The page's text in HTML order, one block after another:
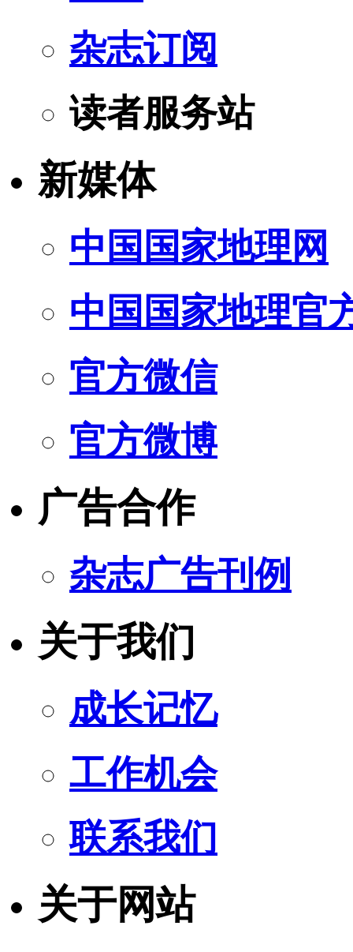
杂志订阅
读者服务站
新媒体
中国国家地理网
中国国家地理官
官方微信
官方微博
广告合作
杂志广告刊例
关于我们
成长记忆
工作机会
联系我们
关于网站